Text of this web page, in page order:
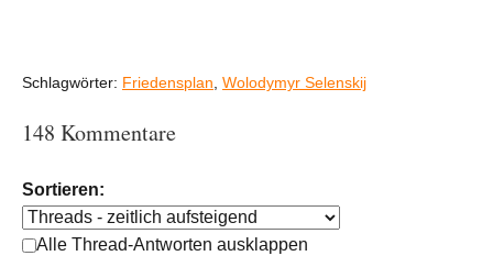
Schlagwörter: Friedensplan, Wolodymyr Selenskij
148 Kommentare
Sortieren:
Alle Thread-Antworten ausklappen